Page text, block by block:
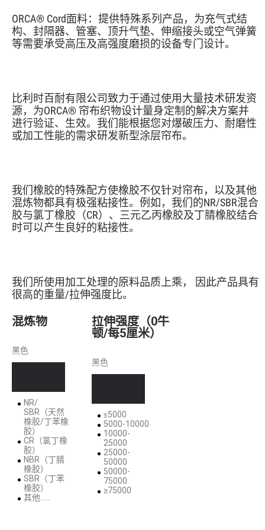
ORCA® Cord面料：提供特殊系列产品，为充气式结
构、封隔器、管塞、顶升气垫、伸缩接头或空气弹簧
等需要承受高压及高强度磨损的设备专门设计。
比利时百耐有限公司致力于通过使用大量技术研发资
源，为ORCA® 帘布织物设计量身定制的解决方案并
进行验证、生效。我们能根据您对爆破压力、耐磨性
或加工性能的需求研发新型涂层帘布。
我们橡胶的特殊配方使橡胶不仅针对帘布，以及其他
混炼物都具有极强粘接性。例如，我们的NR/SBR混合
胶与氯丁橡胶（CR）、三元乙丙橡胶及丁腈橡胶结合
时可以产生良好的粘接性。
我们所使用加工处理的原料品质上乘， 因此产品具有
很高的重量/拉伸强度比。
混炼物
黑色
NR/
SBR（天然
橡胶/丁苯橡
胶）
CR（氯丁橡
胶）
NBR（丁腈
橡胶）
SBR（丁苯
橡胶）
其他……
拉伸强度（0牛
顿/每5厘米）
黑色
≤5000
5000-10000
10000-
25000
25000-
50000
50000-
75000
≥75000